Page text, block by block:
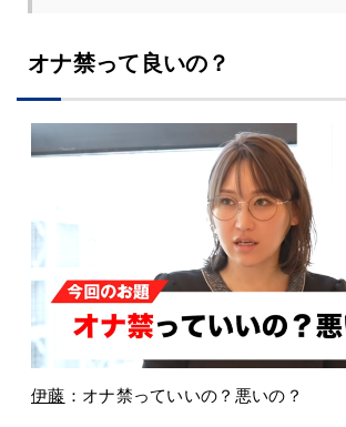
オナ禁って良いの？
伊藤 ：オナ禁っていいの？悪いの？